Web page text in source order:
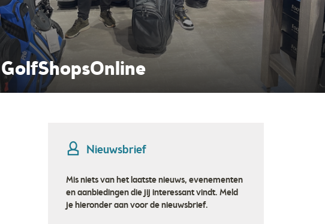
VVV Ermelo
Nieuwsbrief
Mis niets van het laatste nieuws, evenementen
en aanbiedingen die jij interessant vindt. Meld
je hieronder aan voor de nieuwsbrief.